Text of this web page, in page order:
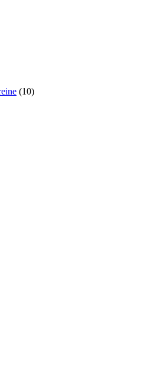
(10)